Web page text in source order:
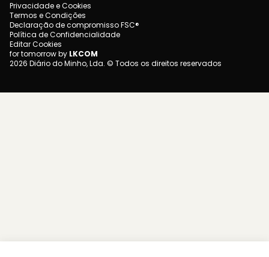
Privacidade e Cookies
Termos e Condições
Declaração de compromisso FSC®
Política de Confidencialidade
Editar Cookies
for tomorrow by LKCOM
2026 Diário do Minho, Lda. © Todos os direitos reservados